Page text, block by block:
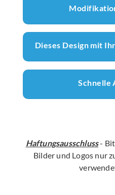
Dieses Design mit
Schnelle
Haftungsausschluss-
Bilder und Logos nur